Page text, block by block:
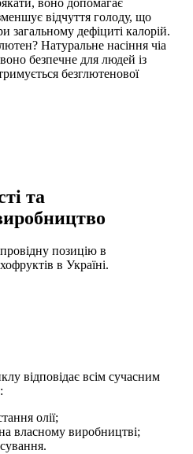
відчуття голоду, що
дефіциті калорій.
Натуральне насіння чіа
безпечне для людей із
безглютенової
та
позицію в
в Україні.
відповідає всім сучасним
олії;
власному виробництві;